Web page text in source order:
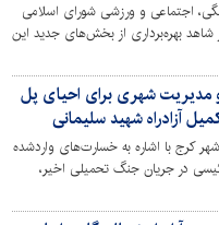
اجتماعی و ورزشی شورای اسلامی
بهره‌برداری از بخش‌های جدید این
که می‌تواند تأثیر قابل توجهی در بهبود
داشته باشد و بخشی از مشکلات
دهد.
مدیریت شهری برای احیای پل
آزادراه شهید سلیمانی
کرج با اشاره به خسارت‌های واردشده
در جریان جنگ تحمیلی اخیر،
شورای شهر و مجموعه‌های اجرایی
بازسازی و تکمیل این بخش از